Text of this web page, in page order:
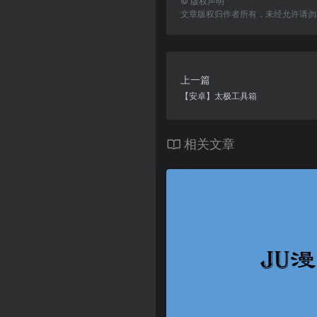
文章版权归作者所有，未经允许请
上一篇
【安卓】太极工具箱
相关文章